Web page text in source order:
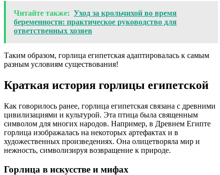
Читайте также: Уход за крольчихой во время
беременности: практическое руководство для
ответственных хозяев
Таким образом, горлица египетская адаптировалась к самым
разным условиям существования!
Краткая история горлицы египетской
Как говорилось ранее, горлица египетская связана с древними
цивилизациями и культурой. Эта птица была священным
символом для многих народов. Например, в Древнем Египте
горлица изображалась на некоторых артефактах и в
художественных произведениях. Она олицетворяла мир и
нежность, символизируя возвращение к природе.
Горлица в искусстве и мифах